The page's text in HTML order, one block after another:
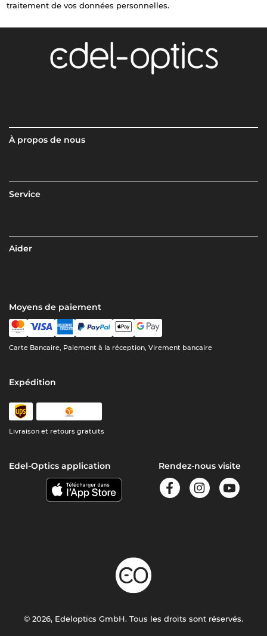
traitement de vos données personnelles.
À propos de nous
Service
Aider
Moyens de paiement
Carte Bancaire, Paiement à la réception, Virement bancaire
Expédition
Livraison et retours gratuits
Edel-Optics application Rendez-nous visite
© 2026, Edeloptics GmbH. Tous les droits sont réservés.